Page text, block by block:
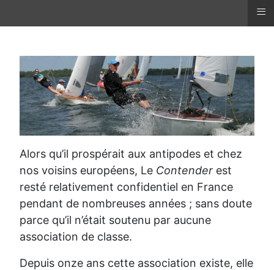
≡
Alors qu’il prospérait aux antipodes et chez
nos voisins européens, Le Contender est
resté relativement confidentiel en France
pendant de nombreuses années ; sans doute
parce qu’il n’était soutenu par aucune
association de classe.
Depuis onze ans cette association existe, elle